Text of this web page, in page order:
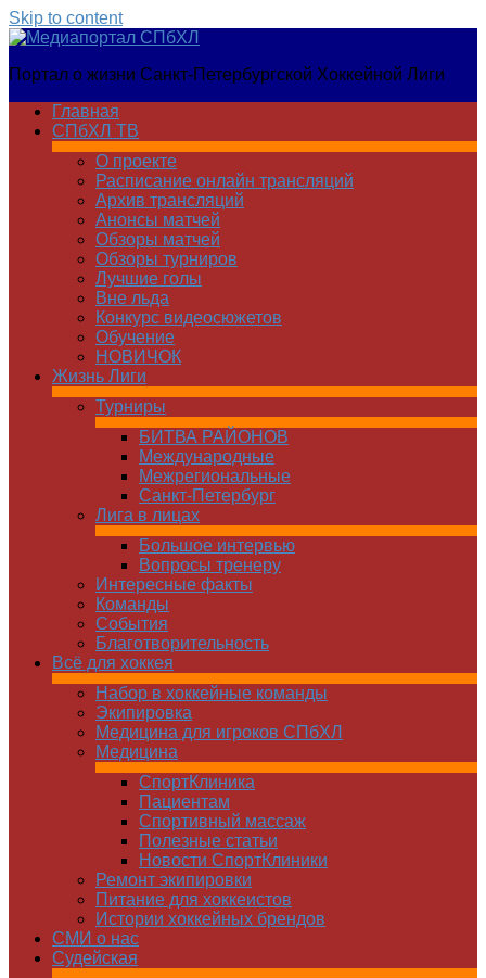
Skip to content
Медиапортал
Портал о жизни Санкт-Петербургской Хоккейной Лиги
Главная
СПбХЛ ТВ
О проекте
Расписание онлайн трансляций
Архив трансляций
Анонсы матчей
Обзоры матчей
Обзоры турниров
Лучшие голы
Вне льда
Конкурс видеосюжетов
Обучение
НОВИЧОК
Жизнь Лиги
Турниры
БИТВА РАЙОНОВ
Международные
Межрегиональные
Санкт-Петербург
Лига в лицах
Большое интервью
Вопросы тренеру
Интересные факты
Команды
Cобытия
Благотворительность
Всё для хоккея
Набор в хоккейные команды
Экипировка
Медицина для игроков СПбХЛ
Медицина
СпортКлиника
Пациентам
Спортивный массаж
Полезные статьи
Новости СпортКлиники
Ремонт экипировки
Питание для хоккеистов
Истории хоккейных брендов
СМИ о нас
Судейская